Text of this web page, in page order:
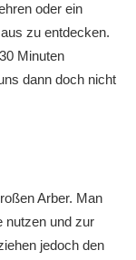
oder ein
zu entdecken.
Minuten
dann doch nicht
Arber. Man
nutzen und zur
jedoch den